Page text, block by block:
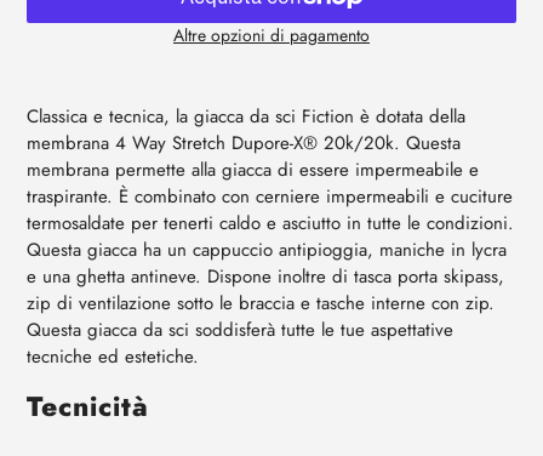
Altre opzioni di pagamento
prodotto
al
tuo
carrello
Classica e tecnica, la giacca da sci Fiction è dotata della
membrana 4 Way Stretch Dupore-X® 20k/20k. Questa
membrana permette alla giacca di essere impermeabile e
traspirante. È combinato con cerniere impermeabili e cuciture
termosaldate per tenerti caldo e asciutto in tutte le condizioni.
Questa giacca ha un cappuccio antipioggia, maniche in lycra
e una ghetta antineve. Dispone inoltre di tasca porta skipass,
zip di ventilazione sotto le braccia e tasche interne con zip.
Questa giacca da sci soddisferà tutte le tue aspettative
tecniche ed estetiche.
Tecnicità